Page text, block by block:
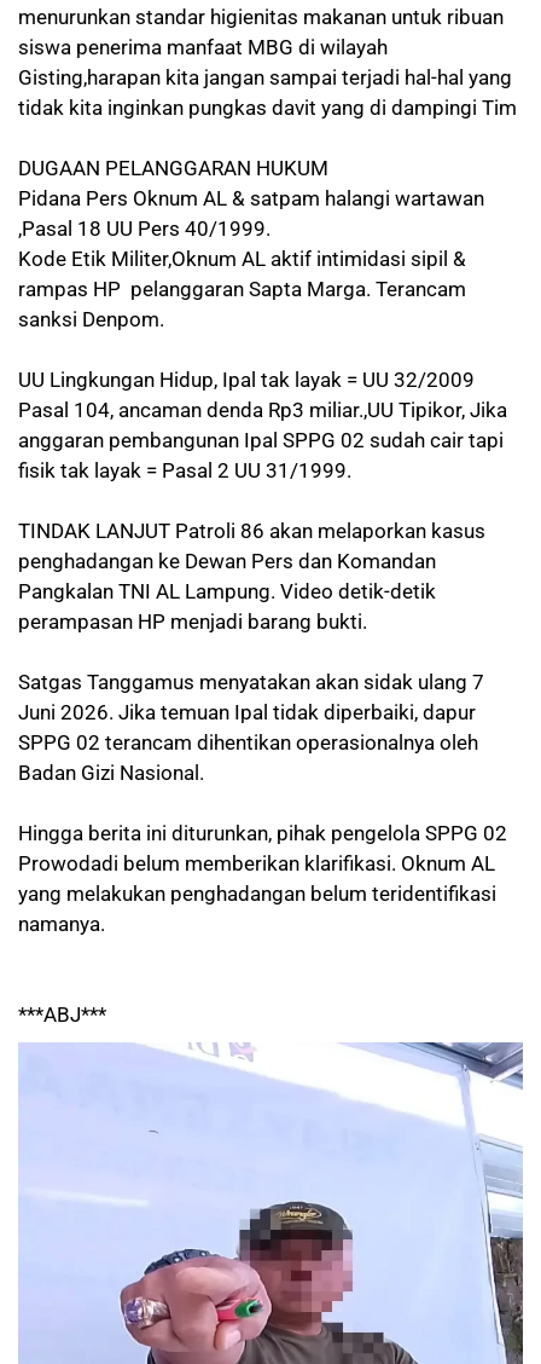
menurunkan standar higienitas makanan untuk ribuan
siswa penerima manfaat MBG di wilayah
Gisting,harapan kita jangan sampai terjadi hal-hal yang
tidak kita inginkan pungkas davit yang di dampingi Tim
DUGAAN PELANGGARAN HUKUM
Pidana Pers Oknum AL & satpam halangi wartawan
,Pasal 18 UU Pers 40/1999.
Kode Etik Militer,Oknum AL aktif intimidasi sipil &
rampas HP pelanggaran Sapta Marga. Terancam
sanksi Denpom.
UU Lingkungan Hidup, Ipal tak layak = UU 32/2009
Pasal 104, ancaman denda Rp3 miliar.,UU Tipikor, Jika
anggaran pembangunan Ipal SPPG 02 sudah cair tapi
fisik tak layak = Pasal 2 UU 31/1999.
TINDAK LANJUT Patroli 86 akan melaporkan kasus
penghadangan ke Dewan Pers dan Komandan
Pangkalan TNI AL Lampung. Video detik-detik
perampasan HP menjadi barang bukti.
Satgas Tanggamus menyatakan akan sidak ulang 7
Juni 2026. Jika temuan Ipal tidak diperbaiki, dapur
SPPG 02 terancam dihentikan operasionalnya oleh
Badan Gizi Nasional.
Hingga berita ini diturunkan, pihak pengelola SPPG 02
Prowodadi belum memberikan klarifikasi. Oknum AL
yang melakukan penghadangan belum teridentifikasi
namanya.
***ABJ***